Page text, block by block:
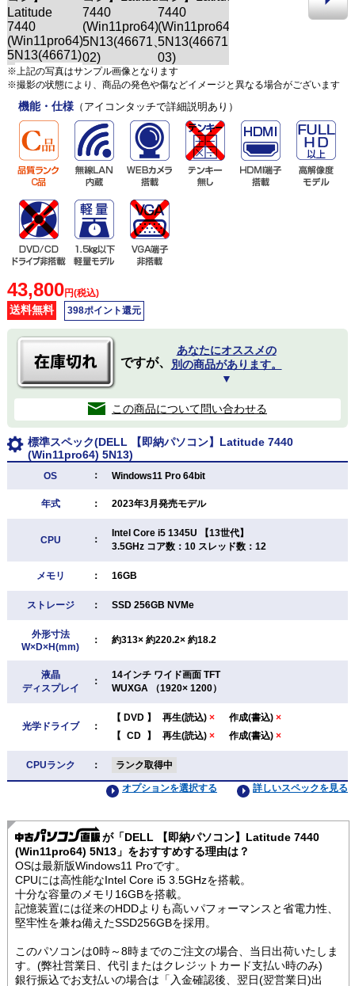
※上記の写真はサンプル画像となります
※撮影の状態により、商品の発色や傷などイメージと異なる場合がございます
機能・仕様（アイコンタッチで詳細説明あり）
43,800円(税込)
送料無料 398ポイント還元
ですが、
あなたにオススメの
別の商品があります。
▼
この商品について問い合わせる
標準スペック(DELL 【即納パソコン】Latitude 7440
(Win11pro64) 5N13)
OS ： Windows11 Pro 64bit
年式 ： 2023年3月発売モデル
CPU ：
Intel Core i5 1345U 【13世代】
3.5GHz コア数：10 スレッド数：12
メモリ ： 16GB
ストレージ ： SSD 256GB NVMe
外形寸法
W×D×H(mm)
： 約313× 約220.2× 約18.2
液晶
ディスプレイ
：
14インチ ワイド画面 TFT
WUXGA （1920× 1200）
光学ドライブ ：
【 DVD 】 再生(読込) × 作成(書込) ×
【 CD 】 再生(読込) × 作成(書込) ×
CPUランク ： ランク取得中
詳しいスペックを見る
オプションを選択する
が「DELL 【即納パソコン】Latitude 7440
(Win11pro64) 5N13」をおすすめする理由は？
OSは最新版Windows11 Proです。
CPUには高性能なIntel Core i5 3.5GHzを搭載。
十分な容量のメモリ16GBを搭載。
記憶装置には従来のHDDよりも高いパフォーマンスと省電力性、
堅牢性を兼ね備えたSSD256GBを採用。
このパソコンは0時～8時までのご注文の場合、当日出荷いたしま
す。(弊社営業日、代引またはクレジットカード支払い時のみ)
銀行振込でお支払いの場合は「入金確認後、翌日(翌営業日)出